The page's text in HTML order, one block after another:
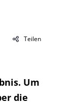
Teilen
Um
die